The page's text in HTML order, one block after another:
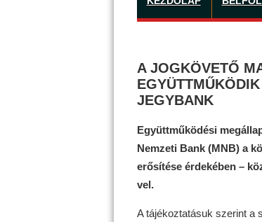
A JOGKÖVETŐ
JEGYBANK
Együttműködési
Nemzeti Bank (MNB) a
erősítése érdekében –
vel.
A tájékoztatásuk szerint a